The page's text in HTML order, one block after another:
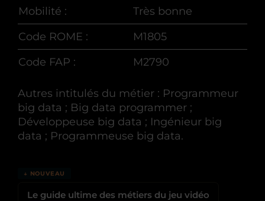
Mobilité :
Très bonne
Code ROME :
M1805
Code FAP :
M2790
Autres intitulés du métier : Programmeur
big data ; Big data programmer ;
Développeuse big data ; Ingénieur big
data ; Programmeuse big data.
↓ NOUVEAU
Le guide ultime des métiers du jeu vidéo